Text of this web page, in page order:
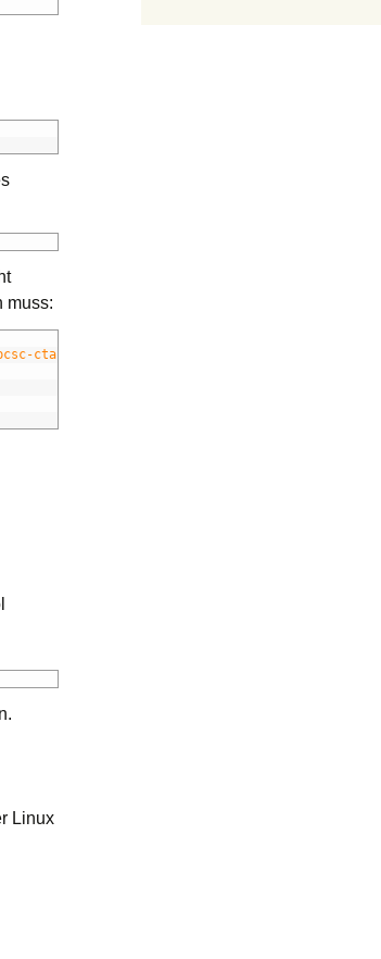
muss:
ctapi-wrapper-0.3.tar.gz
Linux